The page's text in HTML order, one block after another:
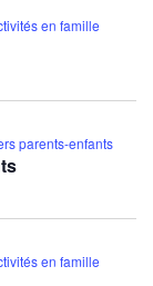
en famille
parents-enfants
en famille